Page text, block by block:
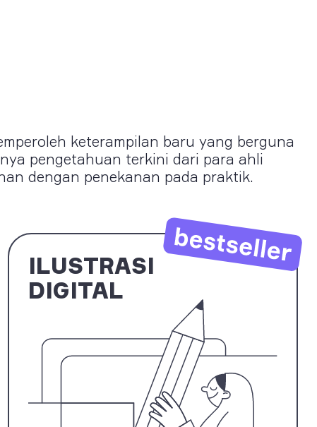
keterampilan baru yang berguna
pengetahuan terkini dari para ahli
dengan penekanan pada praktik.
ILUSTRASI
DIGITAL